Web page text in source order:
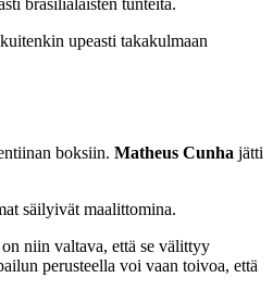
upeasti takakulmaan
boksiin. Matheus Cunha jätti
säilyivät maalittomina.
niin valtava, että se välittyy
perusteella voi vaan toivoa, että